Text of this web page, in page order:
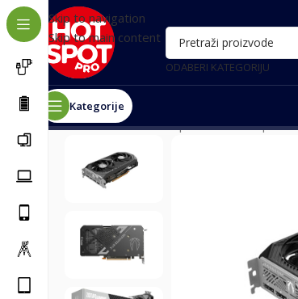
Skip to navigation
Skip to main content
ODABERI KATEGORIJU
Kategorije
Почетна/Računari i oprema/PC